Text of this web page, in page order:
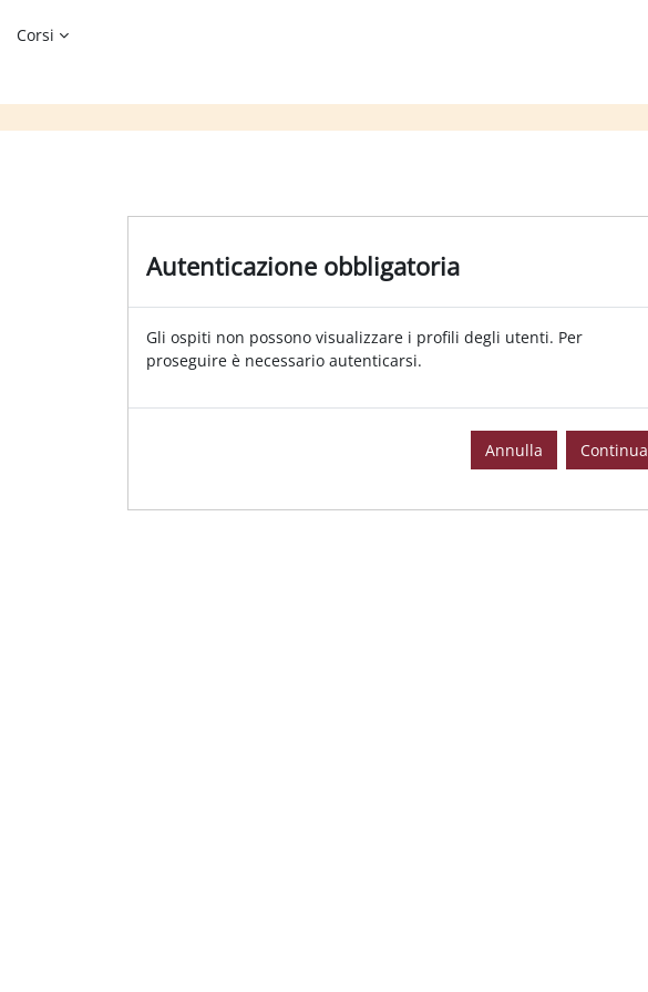
Corsi
Autenticazione obbligatoria
Gli ospiti non possono visualizzare i profili degli utenti. Per
proseguire è necessario autenticarsi.
Annulla Continua